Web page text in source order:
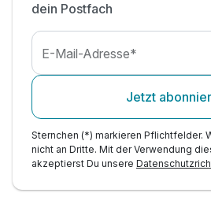
dein Postfach
E-Mail-Adresse*
Jetzt
Sternchen (*) markieren Pflichtfelder.
nicht an Dritte. Mit der Verwendung
akzeptierst Du unsere